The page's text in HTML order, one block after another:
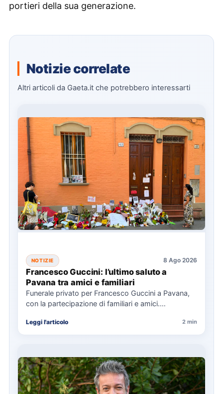
portieri della sua generazione.
Notizie correlate
Altri articoli da Gaeta.it che potrebbero interessarti
NOTIZIE 8 Ago 2026
Francesco Guccini: l’ultimo saluto a
Pavana tra amici e familiari
Funerale privato per Francesco Guccini a Pavana,
con la partecipazione di familiari e amici.
Leggi l'articolo 2 min